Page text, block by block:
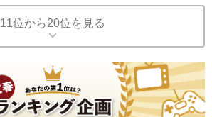
11位から20位を見る